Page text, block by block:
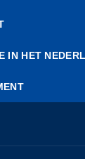
IN HET